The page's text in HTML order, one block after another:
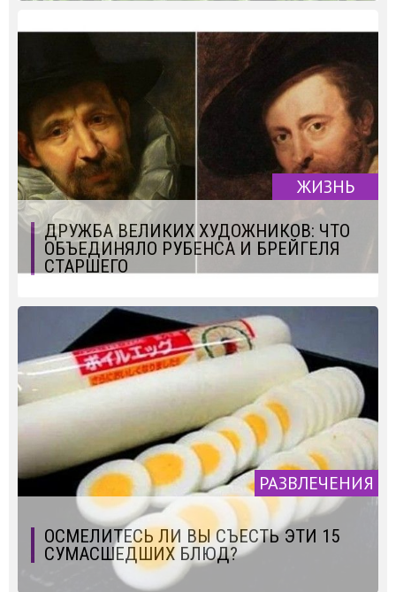
ЖИЗНЬ
ДРУЖБА ВЕЛИКИХ ХУДОЖНИКОВ: ЧТО
ОБЪЕДИНЯЛО РУБЕНСА И БРЕЙГЕЛЯ
СТАРШЕГО
РАЗВЛЕЧЕНИЯ
ОСМЕЛИТЕСЬ ЛИ ВЫ СЪЕСТЬ ЭТИ 15
СУМАСШЕДШИХ БЛЮД?